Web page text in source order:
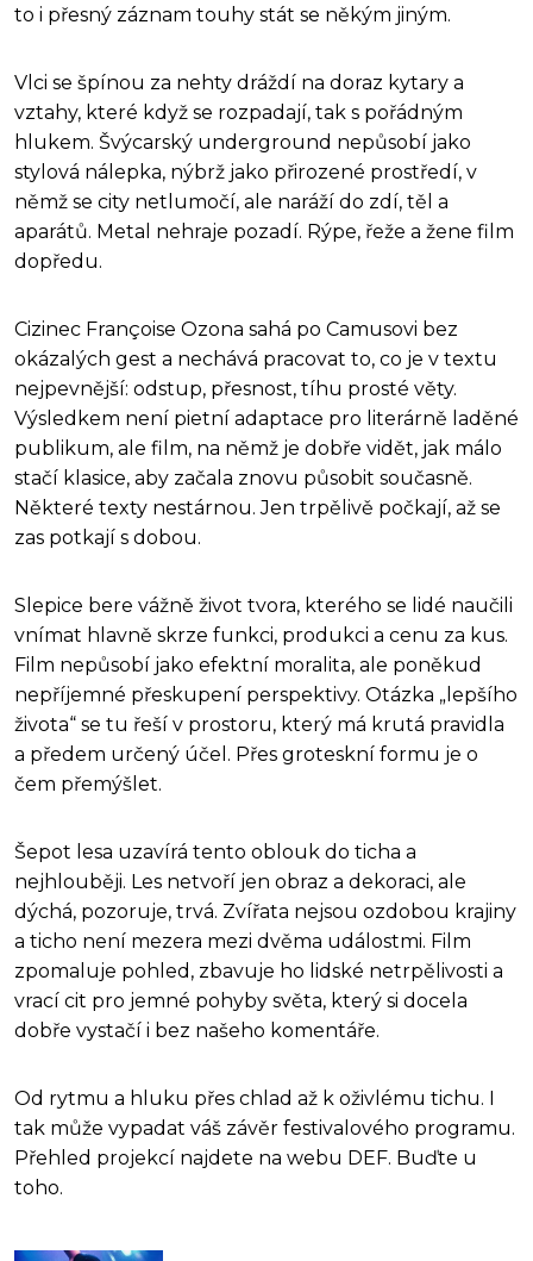
to i přesný záznam touhy stát se někým jiným.
Vlci se špínou za nehty dráždí na doraz kytary a
vztahy, které když se rozpadají, tak s pořádným
hlukem. Švýcarský underground nepůsobí jako
stylová nálepka, nýbrž jako přirozené prostředí, v
němž se city netlumočí, ale naráží do zdí, těl a
aparátů. Metal nehraje pozadí. Rýpe, řeže a žene film
dopředu.
Cizinec Françoise Ozona sahá po Camusovi bez
okázalých gest a nechává pracovat to, co je v textu
nejpevnější: odstup, přesnost, tíhu prosté věty.
Výsledkem není pietní adaptace pro literárně laděné
publikum, ale film, na němž je dobře vidět, jak málo
stačí klasice, aby začala znovu působit současně.
Některé texty nestárnou. Jen trpělivě počkají, až se
zas potkají s dobou.
Slepice bere vážně život tvora, kterého se lidé naučili
vnímat hlavně skrze funkci, produkci a cenu za kus.
Film nepůsobí jako efektní moralita, ale poněkud
nepříjemné přeskupení perspektivy. Otázka „lepšího
života“ se tu řeší v prostoru, který má krutá pravidla
a předem určený účel. Přes groteskní formu je o
čem přemýšlet.
Šepot lesa uzavírá tento oblouk do ticha a
nejhlouběji. Les netvoří jen obraz a dekoraci, ale
dýchá, pozoruje, trvá. Zvířata nejsou ozdobou krajiny
a ticho není mezera mezi dvěma událostmi. Film
zpomaluje pohled, zbavuje ho lidské netrpělivosti a
vrací cit pro jemné pohyby světa, který si docela
dobře vystačí i bez našeho komentáře.
Od rytmu a hluku přes chlad až k oživlému tichu. I
tak může vypadat váš závěr festivalového programu.
Přehled projekcí najdete na webu DEF. Buďte u
toho.